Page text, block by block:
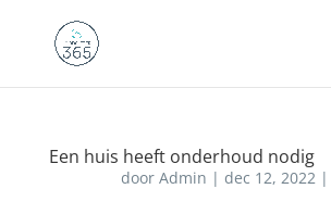
Een huis heeft onderhoud nodig
doorAdmin | dec 12, 2022 |